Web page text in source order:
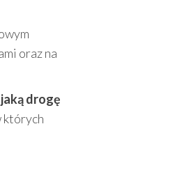
oraz na
jaką drogę
których